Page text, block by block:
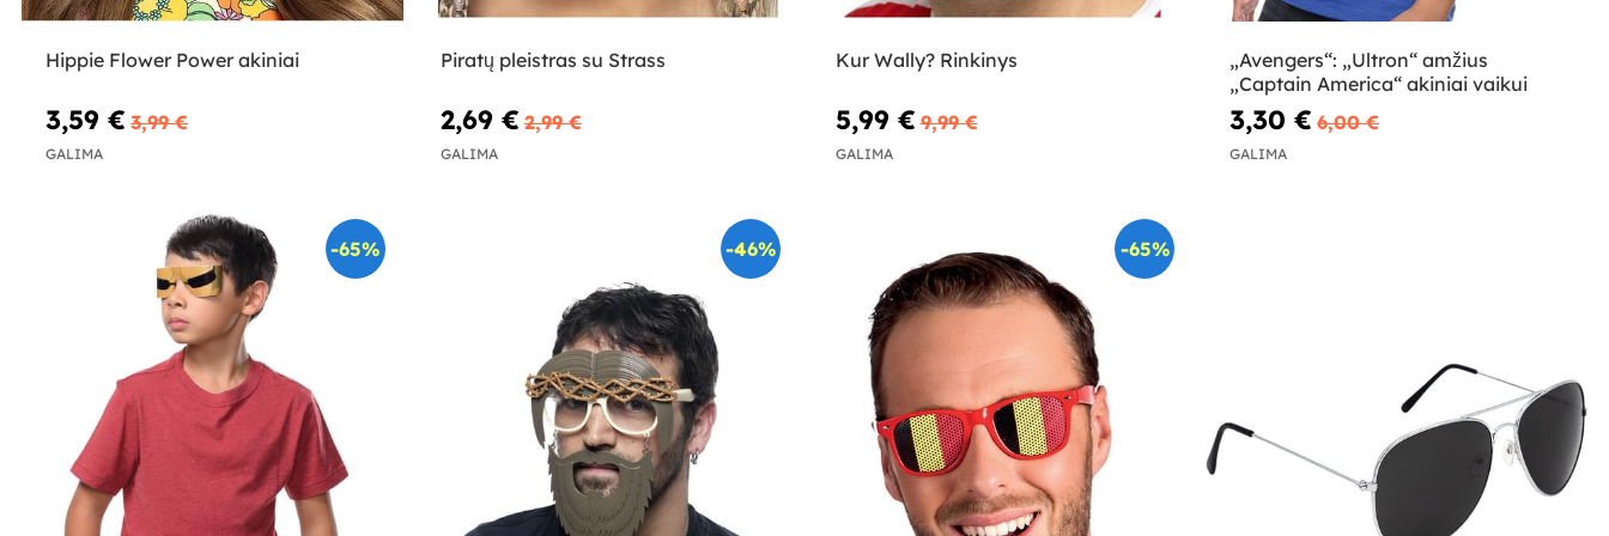
Hippie Flower Power akiniai
3,59 € 3,99 €
GALIMA
Piratų pleistras su Strass
2,69 € 2,99 €
GALIMA
Kur Wally? Rinkinys
5,99 € 9,99 €
GALIMA
„Avengers“: „Ultron“ amžius
„Captain America“ akiniai vaikui
3,30 € 6,00 €
GALIMA
-65% -46% -65%